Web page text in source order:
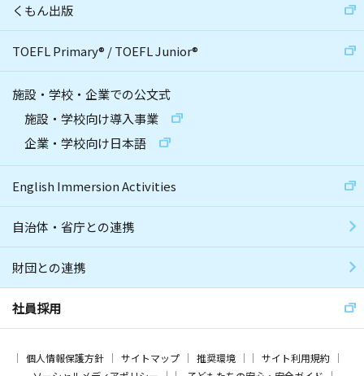
くもん出版
TOEFL Primary® /TOEFL Junior®
施設・学校・企業での公文式
施設・学校向け導入事業
企業・学校向け日本語
English Immersion Activities
自治体・省庁との連携
財団との連携
社員採用
個人情報保護方針 サイトマップ 推奨環境
サイト利用規約